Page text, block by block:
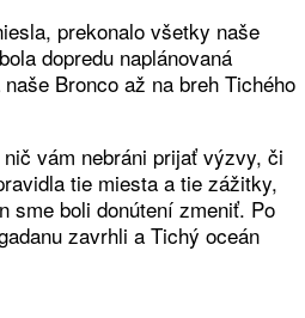
prekonalo všetky naše
dopredu naplánovaná
Bronco až na breh Tichého
vám nebráni prijať výzvy, či
tie miesta a tie zážitky,
sme boli donútení zmeniť. Po
zavrhli a Tichý oceán